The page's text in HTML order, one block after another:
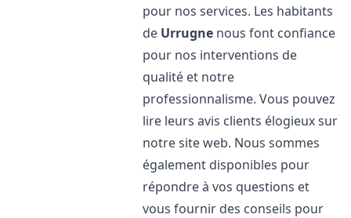
pour nos services. Les habitants
de Urrugne nous font confiance
pour nos interventions de
qualité et notre
professionnalisme. Vous pouvez
lire leurs avis clients élogieux sur
notre site web. Nous sommes
également disponibles pour
répondre à vos questions et
vous fournir des conseils pour